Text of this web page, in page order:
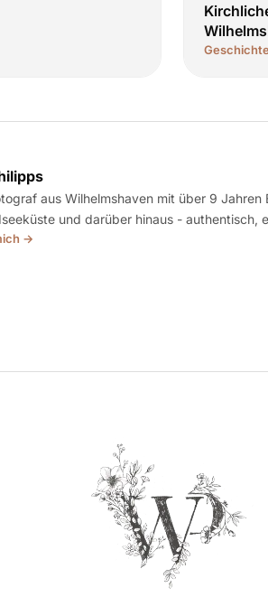
aus Wilhelmshaven mit über 9
und darüber hinaus - authentisch,
→